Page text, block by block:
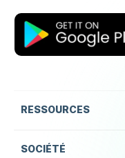
RESSOURCES
SOCIÉTÉ